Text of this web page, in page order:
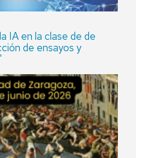
IA en la clase de de
de ensayos y